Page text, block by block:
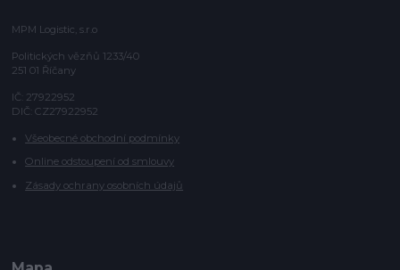
MPM Logistic, s.r.o
Politických vězňů 1233/40
251 01 Říčany
IČ: 27922952
DIČ: CZ27922952
Všeobecné obchodní podmínky
Online odstoupení od smlouvy
Zásady ochrany osobních údajů